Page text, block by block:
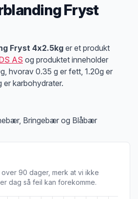
Fryst
Fryst 4x2.5kg er et produkt
AS og produktet inneholder
hvorav 0.35 g er fett, 1.20g er
er karbohydrater.
Bringebær og Blåbær
90 dager, merk at vi ikke
dag så feil kan forekomme.